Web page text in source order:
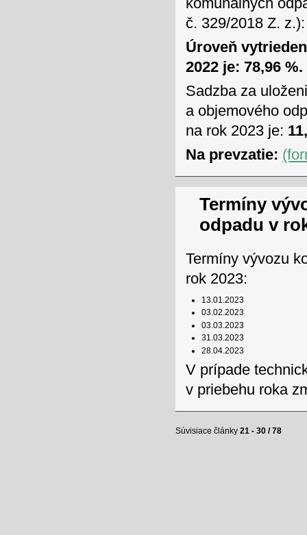
č. 329/2018 Z. z.):
Úroveň
2022 je: 78,96 %.
Sadzba za
a objemového
na rok 2023 je:
Na prevzatie:
Termíny
odpadu v
Termíny vývozu
rok 2023:
13.01.2023
03.02.2023
03.03.2023
31.03.2023
28.04.2023
V prípade
v priebehu roka
Súvisiace články 21 - 30 / 78